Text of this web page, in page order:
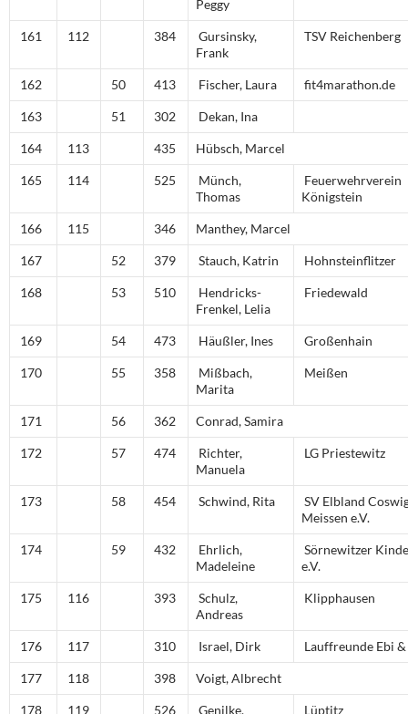
Peggy
161 112 384
Gursinsky,
Frank
TSV Reichenberg
162 50 413 Fischer, Laura fit4marathon.de
163 51 302 Dekan, Ina
164 113 435 Hübsch, Marcel
165 114 525
Münch,
Thomas
Feuerwehrverein
Königstein
166 115 346 Manthey, Marcel
167 52 379 Stauch, Katrin Hohnsteinflitzer
168 53 510
Hendricks-
Frenkel, Lelia
Friedewald
169 54 473 Häußler, Ines Großenhain
170 55 358
Mißbach,
Marita
Meißen
171 56 362 Conrad, Samira
172 57 474
Richter,
Manuela
LG Priestewitz
173 58 454 Schwind, Rita
SV Elbland
Meissen e.V.
174 59 432
Ehrlich,
Madeleine
Sörnewitzer
e.V.
175 116 393
Schulz,
Andreas
Klipphausen
176 117 310 Israel, Dirk Lauffreunde Ebi
177 118 398 Voigt, Albrecht
178 119 526
Genilke,
Lüptitz